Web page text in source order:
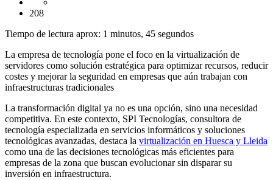
208
Tiempo de lectura aprox: 1 minutos, 45 segundos
La empresa de tecnología pone el foco en la virtualización de
servidores como solución estratégica para optimizar recursos, reducir
costes y mejorar la seguridad en empresas que aún trabajan con
infraestructuras tradicionales
La transformación digital ya no es una opción, sino una necesidad
competitiva. En este contexto, SPI Tecnologías, consultora de
tecnología especializada en servicios informáticos y soluciones
tecnológicas avanzadas, destaca la virtualización en Huesca y Lleida
como una de las decisiones tecnológicas más eficientes para
empresas de la zona que buscan evolucionar sin disparar su
inversión en infraestructura.